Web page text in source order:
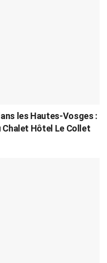
les Hautes-Vosges :
Hôtel Le Collet